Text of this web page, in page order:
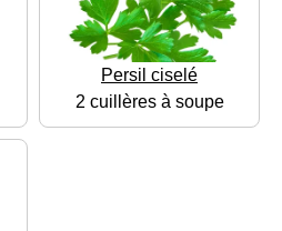
Persil ciselé
2 cuillères à soupe